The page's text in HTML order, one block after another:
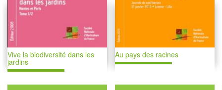
Vive la biodiversité dans les
jardins
Au pays des racines